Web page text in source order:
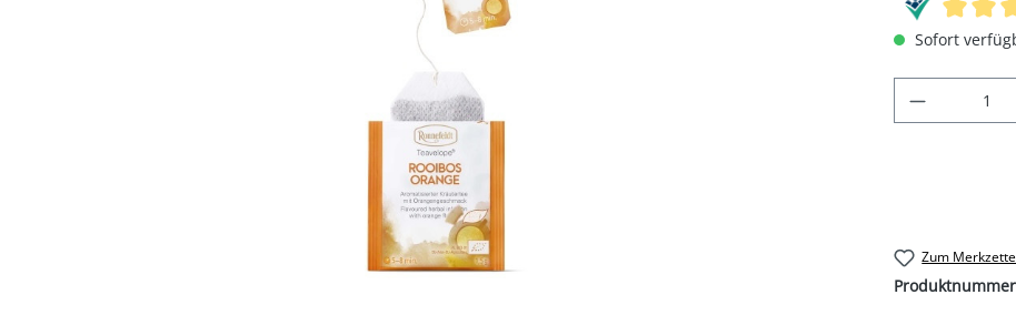
Sofort
Produkt
Zum